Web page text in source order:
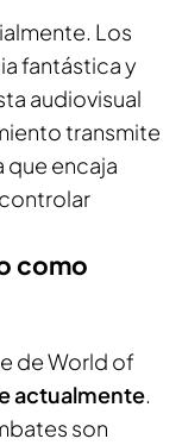
Los
fantástica y
audiovisual
transmite
que encaja
como
de World of
actualmente.
son